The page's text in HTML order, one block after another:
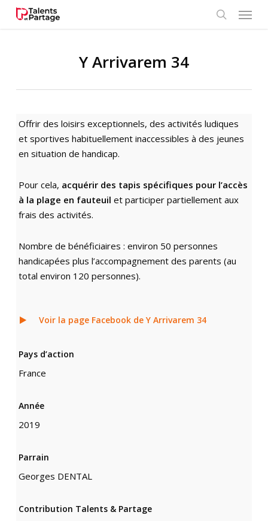
Menu
Y Arrivarem 34
Offrir des loisirs exceptionnels, des activités ludiques
et sportives habituellement inaccessibles à des jeunes
en situation de handicap.
Pour cela, acquérir des tapis spécifiques pour l’accès
à la plage en fauteuil et participer partiellement aux
frais des activités.
Nombre de bénéficiaires : environ 50 personnes
handicapées plus l’accompagnement des parents (au
total environ 120 personnes).
Voir la page Facebook de Y Arrivarem 34
Pays d’action
France
Année
2019
Parrain
Georges DENTAL
Contribution Talents & Partage